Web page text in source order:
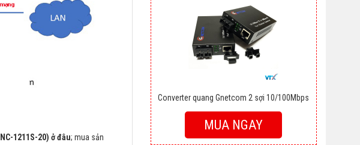
1211S-20) ở đâu; mua sản
Converter quang Gnetcom 2 sợi 10/100Mbps
MUA NGAY